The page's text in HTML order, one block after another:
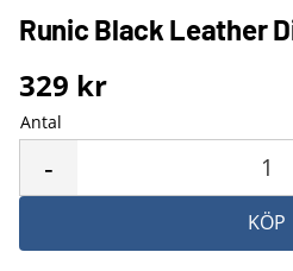
Runic Black Leather
329 kr
Antal
-
KÖP